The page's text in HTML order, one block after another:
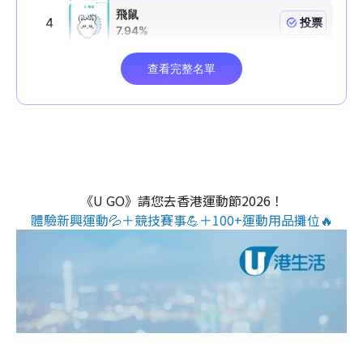
《U GO》請您去香港運動節2026！
體驗新興運動💦＋競技賽事💪＋100+運動用品攤位🔥